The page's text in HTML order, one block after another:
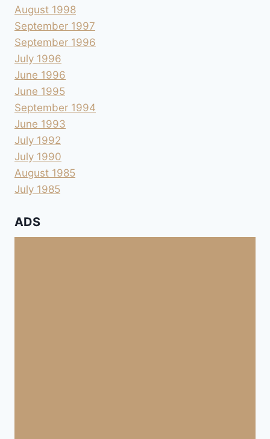
August 1998
September 1997
September 1996
July 1996
June 1996
June 1995
September 1994
June 1993
July 1992
July 1990
August 1985
July 1985
ADS